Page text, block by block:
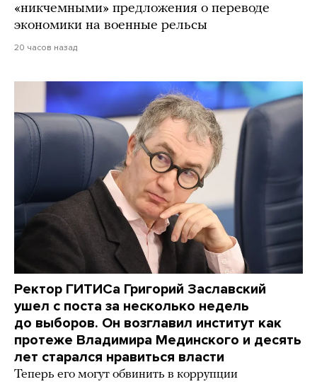
«никчемными» предложения о переводе
экономики на военные рельсы
20 часов назад
Ректор ГИТИСа Григорий Заславский
ушел с поста за несколько недель
до выборов. Он возглавил институт как
протеже Владимира Мединского и десять
лет старался нравиться власти
Теперь его могут обвинить в коррупции